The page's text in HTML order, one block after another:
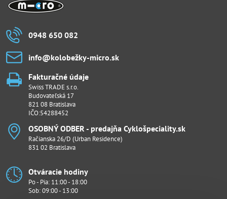
0948 650 082
info​@kolobežky-micro​.sk
Fakturačné údaje
Swiss TRADE s.r.o.
Budovateľská 17
821 08 Bratislava
IČO:54288452
OSOBNÝ ODBER - predajňa Cyklošpeciality​.sk
Račianska 26/D (Urban Residence)
831 02 Bratislava
Otváracie hodiny
Po - Pia: 11:00 - 18:00
Sob: 09:00 - 13:00